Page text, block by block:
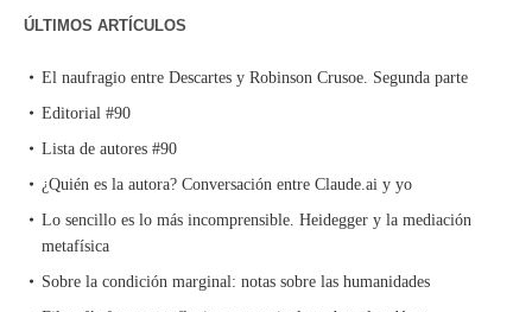
ÚLTIMOS ARTÍCULOS
El naufragio entre Descartes y Robinson Crusoe. Segunda parte
Editorial #90
Lista de autores #90
¿Quién es la autora? Conversación entre Claude.ai y yo
Lo sencillo es lo más incomprensible. Heidegger y la mediación
metafísica
Sobre la condición marginal: notas sobre las humanidades